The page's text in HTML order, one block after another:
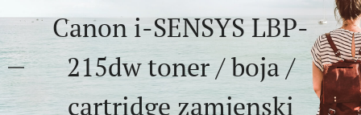
Canon i-SENSYS LBP-
215dw toner / boja /
cartridge zamjenski